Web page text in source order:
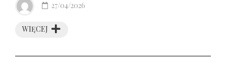
WIĘCEJ
27/04/2026